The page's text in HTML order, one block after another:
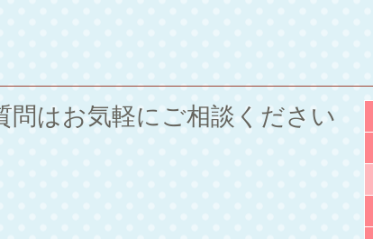
問はお気軽にご相談ください